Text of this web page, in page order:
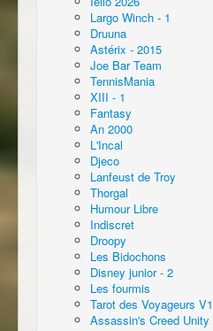
Largo Winch - 1
Druuna
Astérix - 2015
Joe Bar Team
TennisMania
XIII - 1
Fantasy
An 2000
L'Incal
Djeco
Lanfeust de Troy
Thorgal
Humour Libre
Indiscret
Droopy
Les Bidochons
Disney junior - 2
Les fourmis
Tarot des Voyageurs V1
Assassin's Creed Unity